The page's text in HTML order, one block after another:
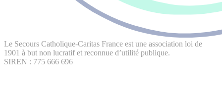
Le Secours Catholique-Caritas France est une association loi de
1901 à but non lucratif et reconnue d’utilité publique.
SIREN : 775 666 696